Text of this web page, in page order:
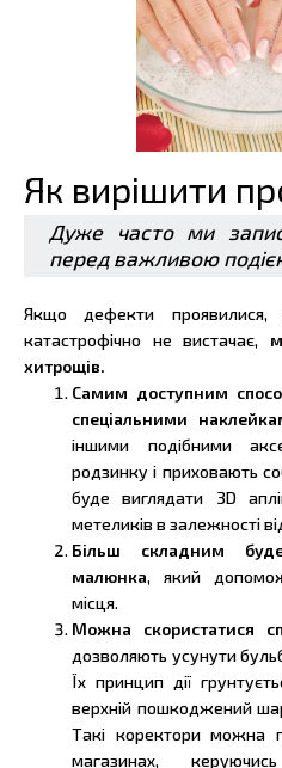
Як вирішити
Дуже часто ми
перед важливою
Якщо дефекти
катастрофічно не вистачає,
хитрощів.
Самим доступним
спеціальними
іншими подібними
родзинку і приховають
буде виглядати 3D
метеликів в залежності
Більш складним
малюнка, який
місця.
Можна скористатися
дозволяють усунути
Їх принцип дії
верхній пошкоджений
Такі коректори можна
магазинах,